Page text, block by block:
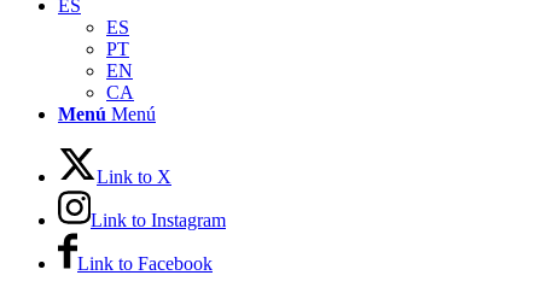
ES
ES
PT
EN
CA
Menú Menú
Link to X
Link to Instagram
Link to Facebook